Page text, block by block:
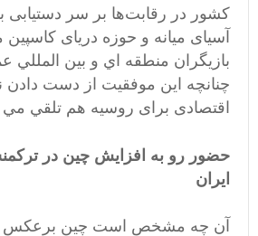
كشور در رقابت‌ها بر سر دستیابی
آسیای میانه و حوزه‌ دریای
بازيگران منطقه اي و بين
چنانچه اين موفقيت از دست دادن
اقتصادی برای روسیه هم تلقي مي
حضور رو به افزايش چين در
ايران
آن چه مشخص است چين برعكس